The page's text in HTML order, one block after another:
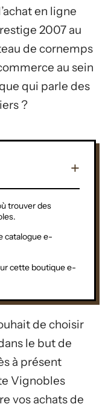
en ligne
2007 au
de cornemps
au sein
qui parle des
?
trouver des
catalogue e-
cette boutique e-
de choisir
le but de
à présent
Vignobles
vos achats de